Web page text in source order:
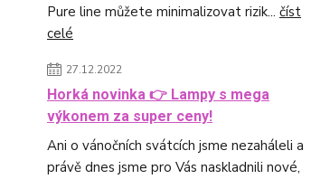
Pure line můžete minimalizovat rizik... číst
celé
27.12.2022
Horká novinka 👉 Lampy s mega
výkonem za super ceny!
Ani o vánočních svátcích jsme nezaháleli a
právě dnes jsme pro Vás naskladnili nové,